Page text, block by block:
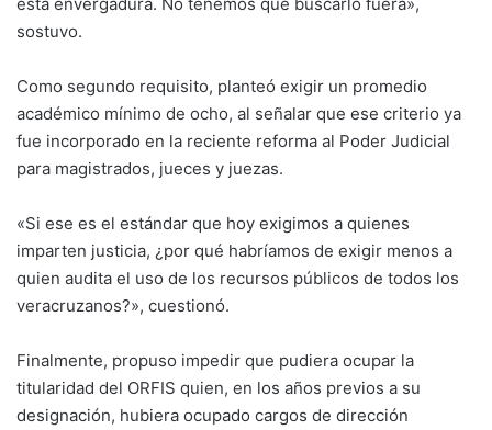
sostuvo.
Como segundo requisito, planteó exigir un promedio
académico mínimo de ocho, al señalar que ese criterio ya
fue incorporado en la reciente reforma al Poder Judicial
para magistrados, jueces y juezas.
«Si ese es el estándar que hoy exigimos a quienes
imparten justicia, ¿por qué habríamos de exigir menos a
quien audita el uso de los recursos públicos de todos los
veracruzanos?», cuestionó.
Finalmente, propuso impedir que pudiera ocupar la
titularidad del ORFIS quien, en los años previos a su
designación, hubiera ocupado cargos de dirección